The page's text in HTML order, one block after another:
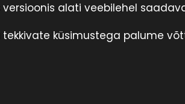
alati veebilehel
küsimustega palume